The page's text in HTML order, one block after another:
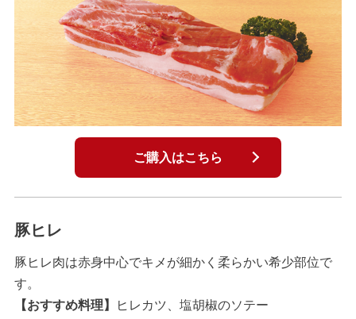
ご購入はこちら
豚ヒレ
豚ヒレ肉は赤身中心でキメが細かく柔らかい希少部位で
す。
【おすすめ料理】
ヒレカツ、塩胡椒のソテー